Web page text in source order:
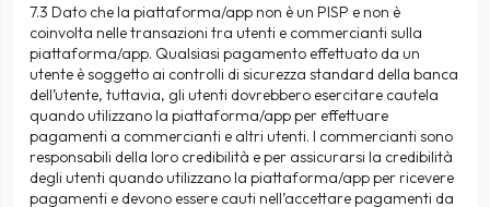
7.3 Dato che la piattaforma/app non è un PISP e non è
coinvolta nelle transazioni tra utenti e commercianti sulla
piattaforma/app. Qualsiasi pagamento effettuato da un
utente è soggetto ai controlli di sicurezza standard della banca
dell’utente, tuttavia, gli utenti dovrebbero esercitare cautela
quando utilizzano la piattaforma/app per effettuare
pagamenti a commercianti e altri utenti. I commercianti sono
responsabili della loro credibilità e per assicurarsi la credibilità
degli utenti quando utilizzano la piattaforma/app per ricevere
pagamenti e devono essere cauti nell’accettare pagamenti da